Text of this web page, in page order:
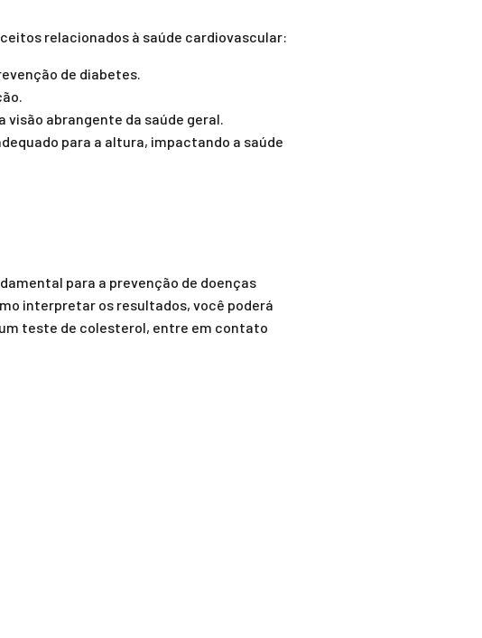
relacionados à saúde cardiovascular:
de diabetes.
visão abrangente da saúde geral.
para a altura, impactando a saúde
para a prevenção de doenças
interpretar os resultados, você poderá
teste de colesterol, entre em contato